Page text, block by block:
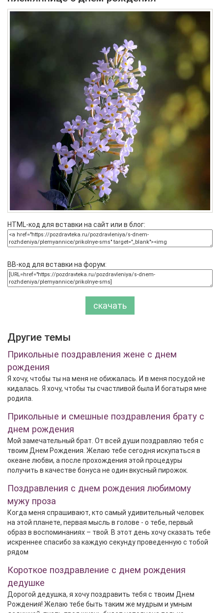
HTML-код для вставки на сайт или в блог:
BB-код для вставки на форум:
скачать
Другие темы
Прикольные поздравления жене с днем
рождения
Я хочу, чтобы ты на меня не обижалась. И в меня посудой не
кидалась. Я хочу, чтобы ты счастливой была И богатыря мне
родила.
Прикольные и смешные поздравления брату с
днем рождения
Мой замечательный брат. От всей души поздравляю тебя с
твоим Днем Рождения. Желаю тебе сегодня искупаться в
океане любви, а после прохождения этой процедуры
получить в качестве бонуса не один вкусный пирожок.
Поздравления с днем рождения любимому
мужу проза
Когда меня спрашивают, кто самый удивительный человек
на этой планете, первая мысль в голове - о тебе, первый
образ в воспоминаниях – твой. В этот день хочу сказать тебе
искреннее спасибо за каждую секунду проведенную с тобой
рядом
Короткое поздравление с днем рождения
дедушке
Дорогой дедушка, я хочу поздравить тебя с твоим Днем
Рождения! Желаю тебе быть таким же мудрым и умным